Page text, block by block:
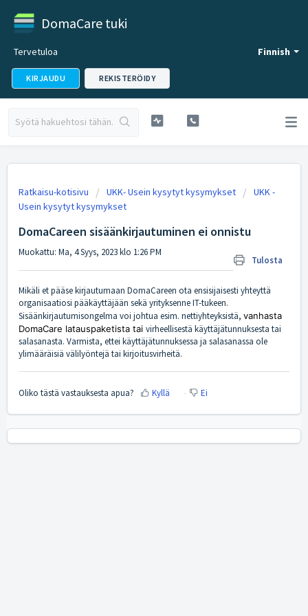
DomaCare tuki
Finnish
Tervetuloa
KIRJAUDU REKISTERÖIDY
Ratkaisu-kotisivu UKK- Usein kysytyt kysymykset
UKK -
Usein kysytyt kysymykset
DomaCareen sisäänkirjautuminen ei onnistu
Tulosta
Muokattu: Ma, 4 Syys, 2023 klo 1:26 PM
Mikäli et pääse kirjautumaan DomaCareen ota ensisijaisesti yhteyttä
organisaatiosi pääkäyttäjään sekä yrityksenne IT-tukeen.
Sisäänkirjautumisongelma voi johtua esim. nettiyhteyksistä, vanhasta
DomaCare latauspaketista tai virheellisestä käyttäjätunnuksesta tai
salasanasta. Varmista, ettei käyttäjätunnuksessa ja salasanassa ole
ylimääräisiä välilyöntejä tai kirjoitusvirheitä.
Oliko tästä vastauksesta apua? Kyllä Ei